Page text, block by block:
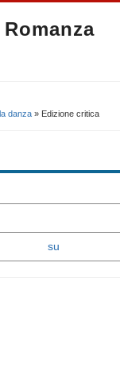
danza » Edizione critica
su